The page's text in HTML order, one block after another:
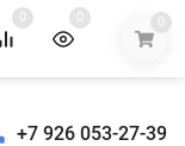
0 0 0
+7 926 053-27-39